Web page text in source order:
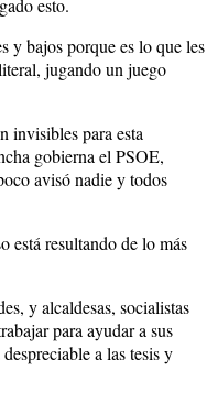
esto.
y bajos porque es lo que les
jugando un juego
invisibles para esta
gobierna el PSOE,
avisó nadie y todos
está resultando de lo más
y alcaldesas, socialistas
para ayudar a sus
a las tesis y